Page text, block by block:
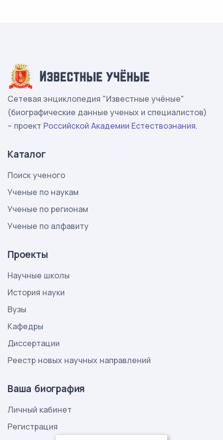
Сетевая энциклопедия "Известные учёные"
(биографические данные ученых и специалистов)
– проект Российской Академии Естествознания.
Каталог
Поиск ученого
Ученые по наукам
Ученые по регионам
Ученые по алфавиту
Проекты
Научные школы
История науки
Вузы
Кафедры
Диссертации
Реестр новых научных направлений
Ваша биография
Личный кабинет
Регистрация